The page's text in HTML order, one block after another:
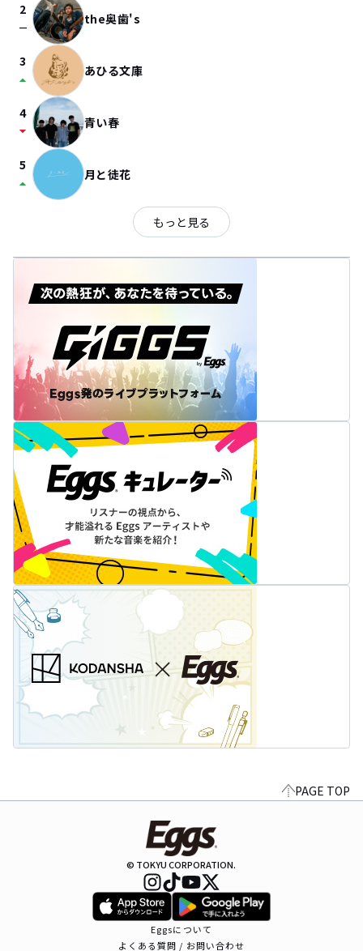
2
check_indeterminate_small the奥歯's
3
arrow_drop_up あひる文庫
4
arrow_drop_down 青い春
5
arrow_drop_up 月と徒花
もっと見る
PAGE TOP
© TOKYU CORPORATION.
Eggsについて
よくある質問 / お問い合わせ